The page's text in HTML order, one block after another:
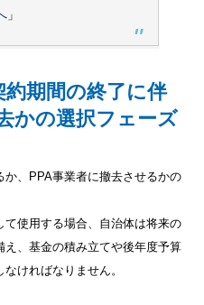
」
期間の終了に伴
かの選択フェーズ
か、PPA事業者に撤去させるかの
使用する場合、自治体は将来の
、基金の積み立てや後年度予算
ければなりません。